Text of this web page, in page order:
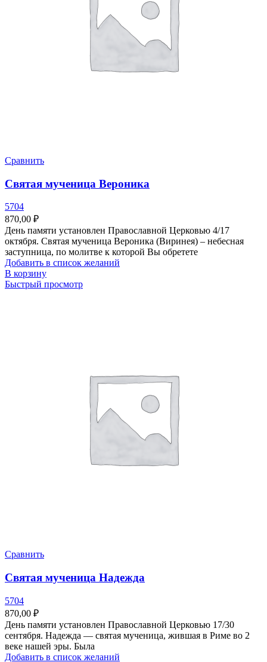
Сравнить
Святая мученица Вероника
5704
870,00 ₽
День памяти установлен Православной Церковью 4/17
октября. Святая мученица Вероника (Виринея) – небесная
заступница, по молитве к которой Вы обретете
Добавить в список желаний
В корзину
Быстрый просмотр
Сравнить
Святая мученица Надежда
5704
870,00 ₽
День памяти установлен Православной Церковью 17/30
сентября. Надежда — святая мученица, жившая в Риме во 2
веке нашей эры. Была
Добавить в список желаний